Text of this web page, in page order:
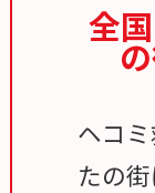
全
ヘコ
たの